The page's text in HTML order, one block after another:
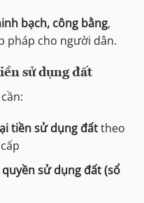
bạch, công bằng,
pháp cho người dân.
sử dụng đất
tiền sử dụng đấttheo
sử dụng đất (sổ